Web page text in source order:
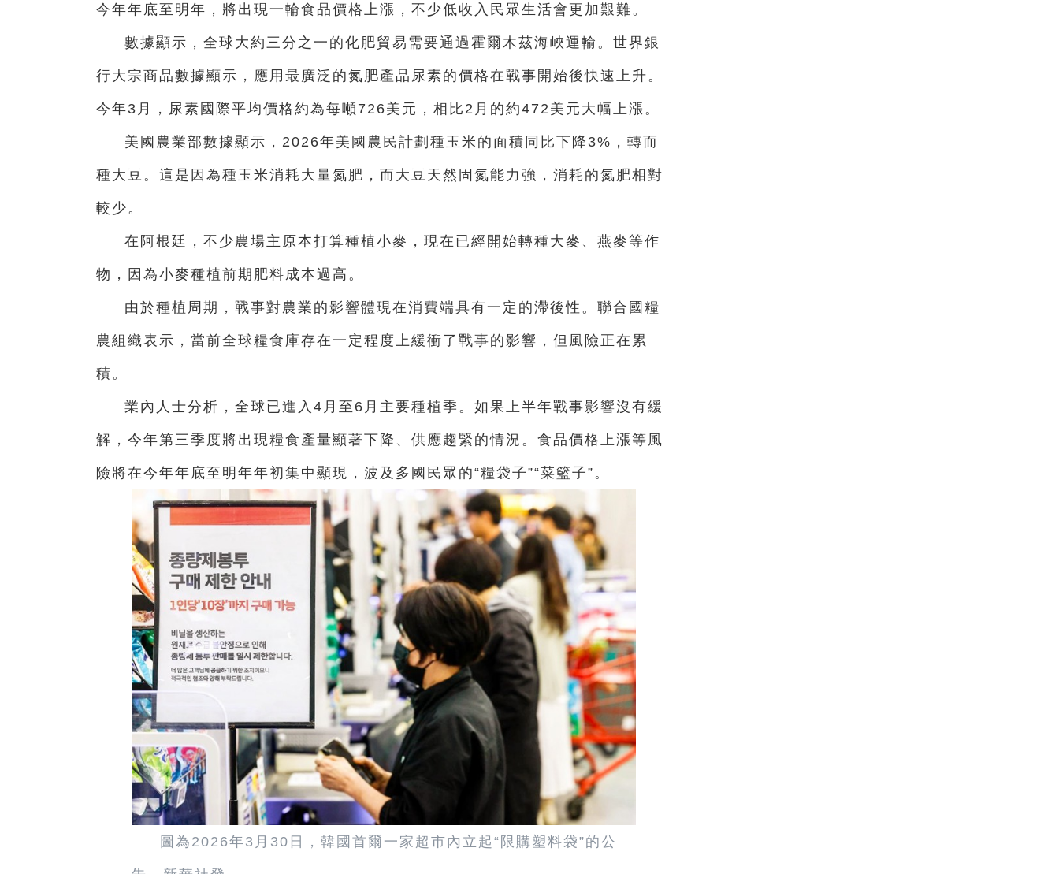
今年年底至明年，將出現一輪食品價格上漲，不少低收入民眾生活會更加艱難。
數據顯示，全球大約三分之一的化肥貿易需要通過霍爾木茲海峽運輸。世界銀
行大宗商品數據顯示，應用最廣泛的氮肥產品尿素的價格在戰事開始後快速上升。
今年3月，尿素國際平均價格約為每噸726美元，相比2月的約472美元大幅上漲。
美國農業部數據顯示，2026年美國農民計劃種玉米的面積同比下降3%，轉而
種大豆。這是因為種玉米消耗大量氮肥，而大豆天然固氮能力強，消耗的氮肥相對
較少。
在阿根廷，不少農場主原本打算種植小麥，現在已經開始轉種大麥、燕麥等作
物，因為小麥種植前期肥料成本過高。
由於種植周期，戰事對農業的影響體現在消費端具有一定的滯後性。聯合國糧
農組織表示，當前全球糧食庫存在一定程度上緩衝了戰事的影響，但風險正在累
積。
業內人士分析，全球已進入4月至6月主要種植季。如果上半年戰事影響沒有緩
解，今年第三季度將出現糧食產量顯著下降、供應趨緊的情況。食品價格上漲等風
險將在今年年底至明年年初集中顯現，波及多國民眾的“糧袋子”“菜籃子”。
圖為2026年3月30日，韓國首爾一家超市內立起“限購塑料袋”的公